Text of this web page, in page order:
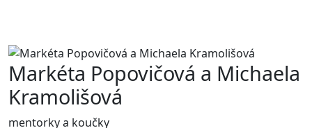
Markéta Popovičová a Michaela
Kramolišová
mentorky a koučky